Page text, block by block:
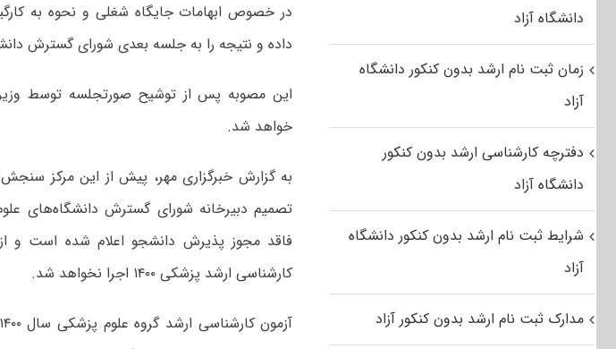
در خصوص ابهامات جایگاه شغلی و نحوه به
داده و نتیجه را به جلسه بعدی شورای گسترش
این مصوبه پس از توشیح صورتجلسه توسط
خواهد شد.
به گزارش خبرگزاری مهر، پیش از این مرکز
تصمیم دبیرخانه شورای گسترش دانشگاه‌های
فاقد مجوز پذیرش دانشجو اعلام شده است و
کارشناسی ارشد پزشکی ۱۴۰۰ اجرا نخواهد شد.
دانشگاه آزاد
زمان ثبت نام ارشد بدون کنکور دانشگاه
آزاد
دفترچه کارشناسی ارشد بدون کنکور
دانشگاه آزاد
شرایط ثبت نام ارشد بدون کنکور دانشگاه
آزاد
مدارک ثبت نام ارشد بدون کنکور آزاد